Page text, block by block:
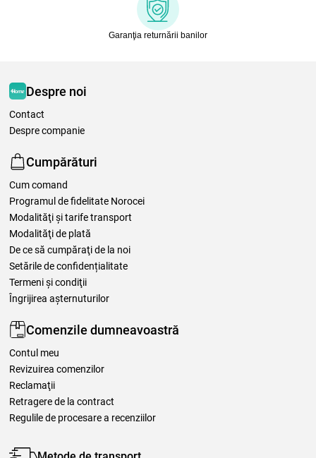
Garanţia returnării banilor
Despre noi
Contact
Despre companie
Cumpărături
Cum comand
Programul de fidelitate Norocei
Modalităţi şi tarife transport
Modalităţi de plată
De ce să cumpăraţi de la noi
Setările de confidențialitate
Termeni şi condiţii
Îngrijirea așternuturilor
Comenzile dumneavoastră
Contul meu
Revizuirea comenzilor
Reclamaţii
Retragere de la contract
Regulile de procesare a recenziilor